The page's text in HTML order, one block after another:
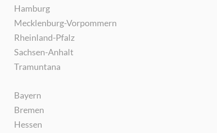
Hamburg
Mecklenburg-Vorpommern
Rheinland-Pfalz
Sachsen-Anhalt
Tramuntana
Bayern
Bremen
Hessen